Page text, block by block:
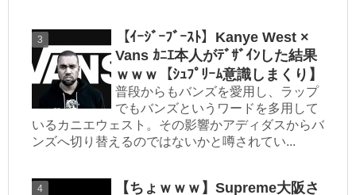
【ｲｰｼﾞｰﾌﾞｰｽﾄ】Kanye West ×
Vans ｶﾆｴ本人がﾃﾞｻﾞｲﾝした結果
ｗｗｗ【ｼｭﾌﾟﾘｰﾑ意識しまくり】
普段からもバンズを愛用し、ラップ
でもバンズというワードを多用して
いるカニエウェスト。その影響かアディダスからバ
ンズへ切り替えるのではないかと噂されてい...
【ちょｗｗｗ】Supreme大阪さ